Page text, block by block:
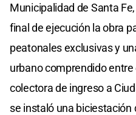
Municipalidad de Santa
final de ejecución la obra
peatonales exclusivas y
urbano comprendido
colectora de ingreso a
se instaló una